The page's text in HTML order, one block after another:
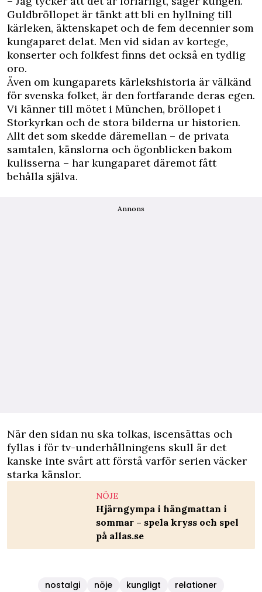
Guldbröllopet är tänkt att bli en hyllning till
kärleken, äktenskapet och de fem decennier som
kungaparet delat. Men vid sidan av kortege,
konserter och folkfest finns det också en tydlig
oro.
Även om kungaparets kärlekshistoria är välkänd
för svenska folket, är den fortfarande deras egen.
Vi känner till mötet i München, bröllopet i
Storkyrkan och de stora bilderna ur historien.
Allt det som skedde däremellan – de privata
samtalen, känslorna och ögonblicken bakom
kulisserna – har kungaparet däremot fått
behålla själva.
Annons
När den sidan nu ska tolkas, iscensättas och
fyllas i för tv-underhållningens skull är det
kanske inte svårt att förstå varför serien väcker
starka känslor.
NÖJE
Hjärngympa i hängmattan i
sommar – spela kryss och spel
på allas.se
nostalgi nöje kungligt relationer